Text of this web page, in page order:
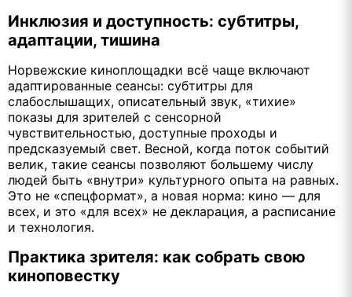
Инклюзия и доступность: субтитры,
адаптации, тишина
Норвежские киноплощадки всё чаще включают
адаптированные сеансы: субтитры для
слабослышащих, описательный звук, «тихие»
показы для зрителей с сенсорной
чувствительностью, доступные проходы и
предсказуемый свет. Весной, когда поток событий
велик, такие сеансы позволяют большему числу
людей быть «внутри» культурного опыта на равных.
Это не «спецформат», а новая норма: кино — для
всех, и это «для всех» не декларация, а расписание
и технология.
Практика зрителя: как собрать свою
киноповестку